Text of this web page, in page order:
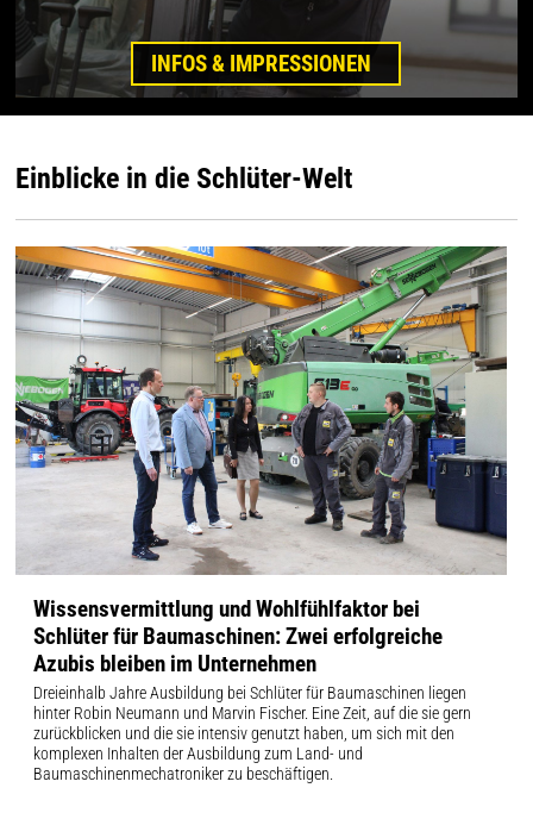
INFOS & IMPRESSIONEN
Einblicke in die Schlüter-Welt
Wissensvermittlung und Wohlfühlfaktor bei
Schlüter für Baumaschinen: Zwei erfolgreiche
Azubis bleiben im Unternehmen
Dreieinhalb Jahre Ausbildung bei Schlüter für Baumaschinen liegen
hinter Robin Neumann und Marvin Fischer. Eine Zeit, auf die sie gern
zurückblicken und die sie intensiv genutzt haben, um sich mit den
komplexen Inhalten der Ausbildung zum Land- und
Baumaschinenmechatroniker zu beschäftigen.